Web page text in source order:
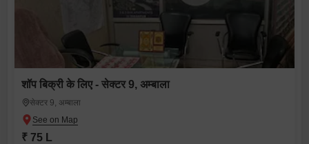
शॉप बिक्री के लिए - सेक्टर 9, अम्बाला
सेक्टर 9, अम्बाला
₹ 75 L